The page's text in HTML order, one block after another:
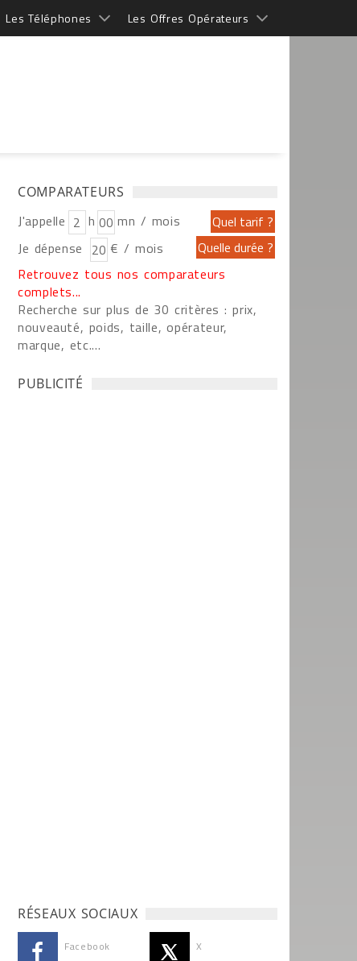
Les Téléphones Les Offres Opérateurs
COMPARATEURS
J'appelle h
mn / mois
Je dépense
€ / mois
Retrouvez tous nos comparateurs
complets...
Recherche sur plus de 30 critères : prix,
nouveauté, poids, taille, opérateur,
marque, etc....
PUBLICITÉ
RÉSEAUX SOCIAUX
Facebook X